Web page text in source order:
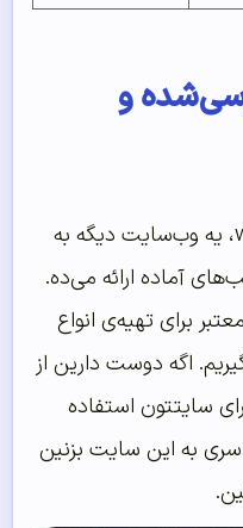
و
علاوه بر سایت wordpress.org، یه وب‌سایت دیگه به
آماده ارائه می‌ده.
برای تهیه‌ی انواع
اگه دوست دارین از
سایتتون استفاده
به این سایت بزنین